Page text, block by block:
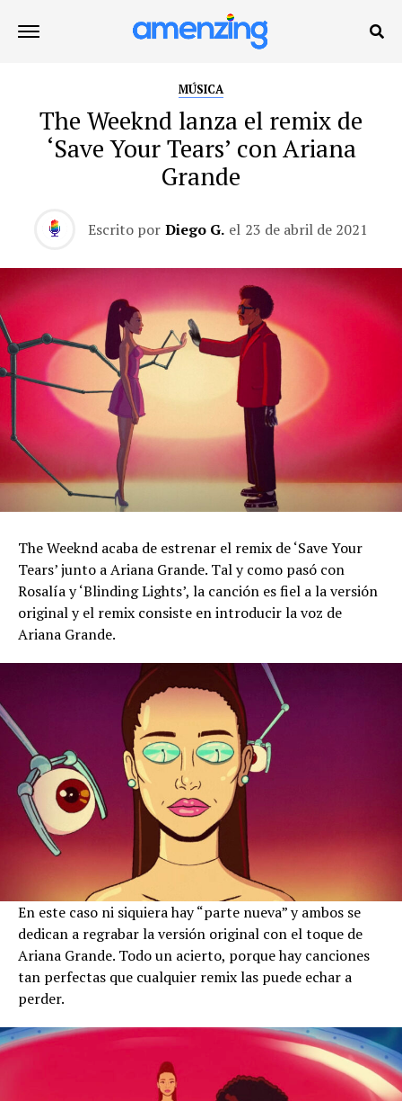
MÚSICA
The Weeknd lanza el remix de
‘Save Your Tears’ con Ariana
Grande
Escrito por Diego G. el 23 de abril de 2021
The Weeknd acaba de estrenar el remix de ‘Save Your
Tears’ junto a Ariana Grande. Tal y como pasó con
Rosalía y ‘Blinding Lights’, la canción es fiel a la versión
original y el remix consiste en introducir la voz de
Ariana Grande.
En este caso ni siquiera hay “parte nueva” y ambos se
dedican a regrabar la versión original con el toque de
Ariana Grande. Todo un acierto, porque hay canciones
tan perfectas que cualquier remix las puede echar a
perder.